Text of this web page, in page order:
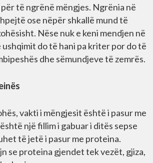
të ngrënë mëngjes. Ngrënia në
ose nëpër shkallë mund të
Nëse nuk e keni mendjen në
ushqimit do të hani pa kriter por do të
dhe sëmundjeve të zemrës.
vakti i mëngjesit është i pasur me
një fillim i gabuar i ditës sepse
të jetë i pasur me proteina.
se proteina gjendet tek vezët, gjiza,